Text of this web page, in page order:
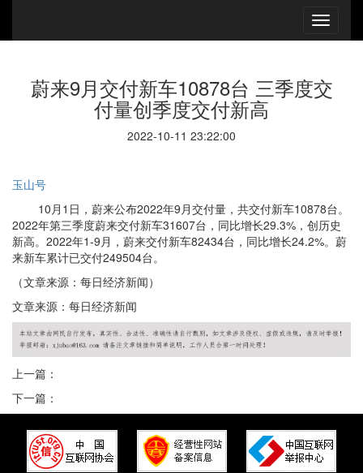
蔚来9月交付新车10878台 三季度交
付量创季度交付新高
2022-10-11 23:22:00
玉山号
10月1日，蔚来公布2022年9月交付量，共交付新车10878台。
2022年第三季度蔚来交付新车31607台，同比增长29.3%，创历史
新高。2022年1-9月，蔚来交付新车82434台，同比增长24.2%。蔚
来新车累计已交付249504台。
（文章来源：每日经济新闻）
文章来源：每日经济新闻
上一篇：
下一篇：